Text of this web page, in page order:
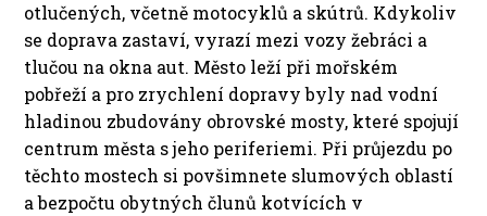
otlučených, včetně motocyklů a skútrů. Kdykoliv
se doprava zastaví, vyrazí mezi vozy žebráci a
tlučou na okna aut. Město leží při mořském
pobřeží a pro zrychlení dopravy byly nad vodní
hladinou zbudovány obrovské mosty, které spojují
centrum města s jeho periferiemi. Při průjezdu po
těchto mostech si povšimnete slumových oblastí
a bezpočtu obytných člunů kotvících v